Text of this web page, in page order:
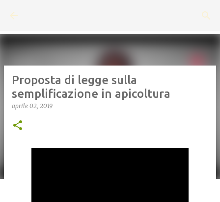
Proposta di legge sulla
semplificazione in apicoltura
aprile 02, 2019